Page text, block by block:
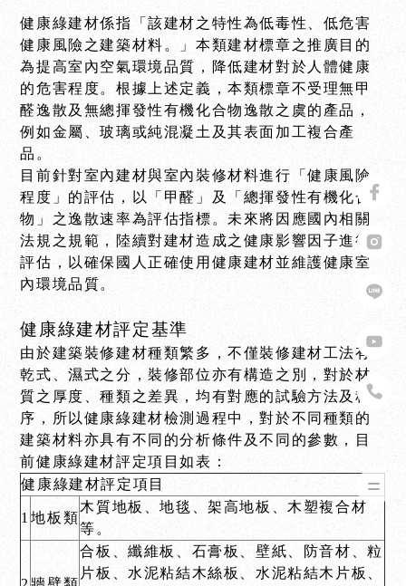
健康綠建材係指「該建材之特性為低毒性、低危害
健康風險之建築材料。」本類建材標章之推廣目的
為提高室內空氣環境品質，降低建材對於人體健康
的危害程度。根據上述定義，本類標章不受理無甲
醛逸散及無總揮發性有機化合物逸散之虞的產品，
例如金屬、玻璃或純混凝土及其表面加工複合產
品。
目前針對室內建材與室內裝修材料進行「健康風險
程度」的評估，以「甲醛」及「總揮發性有機化合
物」之逸散速率為評估指標。未來將因應國內相關
法規之規範，陸續對建材造成之健康影響因子進行
評估，以確保國人正確使用健康建材並維護健康室
內環境品質。
健康綠建材評定基準
由於建築裝修建材種類繁多，不僅裝修建材工法有
乾式、濕式之分，裝修部位亦有構造之別，對於材
質之厚度、種類之差異，均有對應的試驗方法及程
序，所以健康綠建材檢測過程中，對於不同種類的
建築材料亦具有不同的分析條件及不同的參數，目
前健康綠建材評定項目如表：
健康綠建材評定項目
1 地板類
木質地板、地毯、架高地板、木塑複合材
等。
合板、纖維板、石膏板、壁紙、防音材、粒
片板、水泥粘結木絲板、水泥粘結木片板、